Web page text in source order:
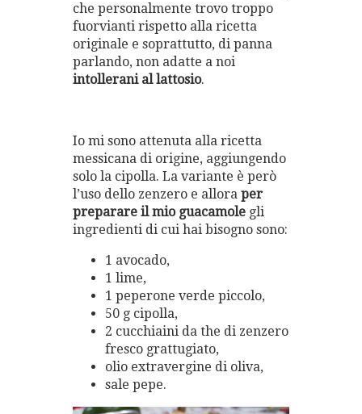
che personalmente trovo troppo
fuorvianti rispetto alla ricetta
originale e soprattutto, di panna
parlando, non adatte a noi
intollerani al lattosio.
Io mi sono attenuta alla ricetta
messicana di origine, aggiungendo
solo la cipolla. La variante è però
l’uso dello zenzero e allora per
preparare il mio guacamole gli
ingredienti di cui hai bisogno sono:
1 avocado,
1 lime,
1 peperone verde piccolo,
50 g cipolla,
2 cucchiaini da the di zenzero
fresco grattugiato,
olio extravergine di oliva,
sale pepe.